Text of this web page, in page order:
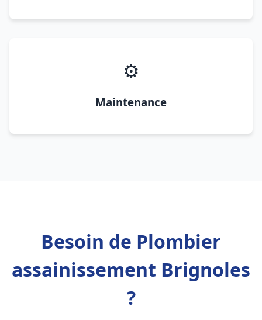
⚙️
Maintenance
Besoin de Plombier
assainissement Brignoles
?